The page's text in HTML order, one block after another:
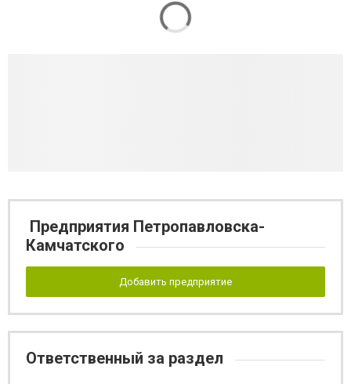
Предприятия Петропавловска-
Камчатского
Добавить предприятие
Ответственный за раздел